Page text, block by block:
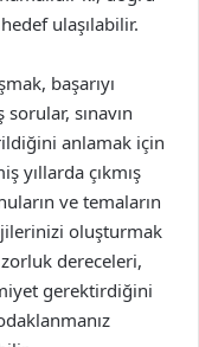
ulaşılabilir.
başarıyı
sınavın
anlamak için
yıllarda çıkmış
ve temaların
oluşturmak
dereceleri,
gerektirdiğini